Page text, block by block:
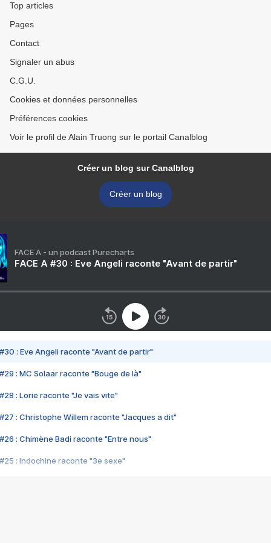
Top articles
Pages
Contact
Signaler un abus
C.G.U.
Cookies et données personnelles
Préférences cookies
Voir le profil de Alain Truong sur le portail Canalblog
Créer un blog sur Canalblog
Créer un blog
FACE A - un podcast Purecharts
FACE A #30 : Eve Angeli raconte "Avant de partir"
#30 : Eve Angeli raconte "Avant de partir"
#29 : MC Solaar raconte "Bouge de là"
#28 : Lorie raconte "Je vais vite"
#27 : Christophe Willem raconte "Jacques a dit"
#26 : Chimène Badi raconte "Entre nous"
#25 : Indochine raconte "3e sexe"